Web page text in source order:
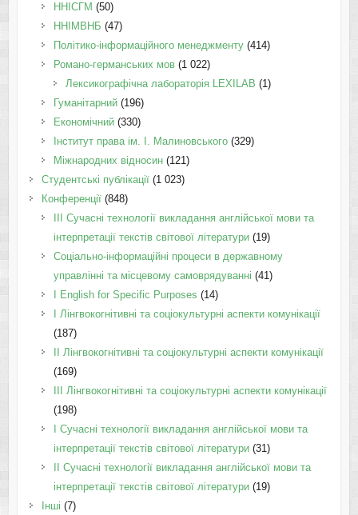
ННІСГМ (50)
ННІМВНБ (47)
Політико-інформаційного менеджменту(414)
Романо-германських мов(1 022)
Лексикографічна лабораторія LEXILAB (1)
Гуманітарний(196)
Економічний(330)
Інститут права ім. І. Малиновського(329)
Міжнародних відносин(121)
Студентські публікації(1 023)
Конференції(848)
III Сучасні технології викладання англійської мови та
інтерпретації текстів світової літератури(19)
Соціально-інформаційні процеси в державному
управлінні та місцевому самоврядуванні (41)
І English for Specific Purposes (14)
I Лінгвокогнітивні та соціокультурні аспекти комунікації
(187)
IІ Лінгвокогнітивні та соціокультурні аспекти комунікації
(169)
IІI Лінгвокогнітивні та соціокультурні аспекти комунікації
(198)
I Cучасні технології викладання англійської мови та
інтерпретації текстів світової літератури(31)
II Cучасні технології викладання англійської мови та
інтерпретації текстів світової літератури(19)
Інші (7)